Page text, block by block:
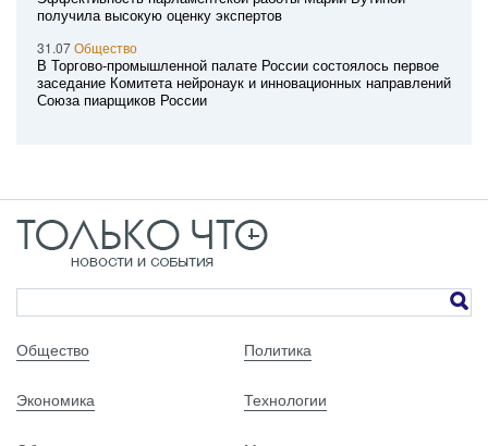
получила высокую оценку экспертов
31.07Общество
В Торгово-промышленной палате России состоялось первое
заседание Комитета нейронаук и инновационных направлений
Союза пиарщиков России
Общество Политика
Экономика Технологии